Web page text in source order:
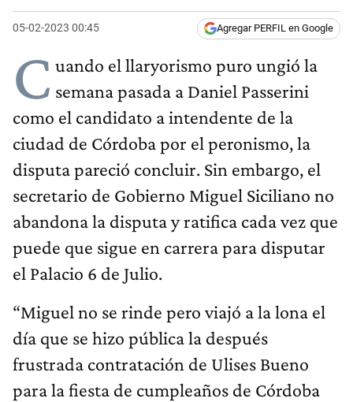
05-02-2023 00:45 Agregar PERFIL en Google
C uando el llaryorismo puro ungió la
semana pasada a Daniel Passerini
como el candidato a intendente de la
ciudad de Córdoba por el peronismo, la
disputa pareció concluir. Sin embargo, el
secretario de Gobierno Miguel Siciliano no
abandona la disputa y ratifica cada vez que
puede que sigue en carrera para disputar
el Palacio 6 de Julio.
“Miguel no se rinde pero viajó a la lona el
día que se hizo pública la después
frustrada contratación de Ulises Bueno
para la fiesta de cumpleaños de Córdoba